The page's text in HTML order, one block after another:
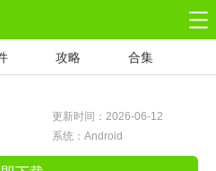
攻略 合集
更新时间：2026-06-12
系统：Android